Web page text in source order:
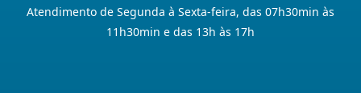
Atendimento de Segunda à Sexta-feira, das 07h30min às
11h30min e das 13h às 17h